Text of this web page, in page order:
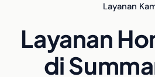
Layanan
Layanan
di